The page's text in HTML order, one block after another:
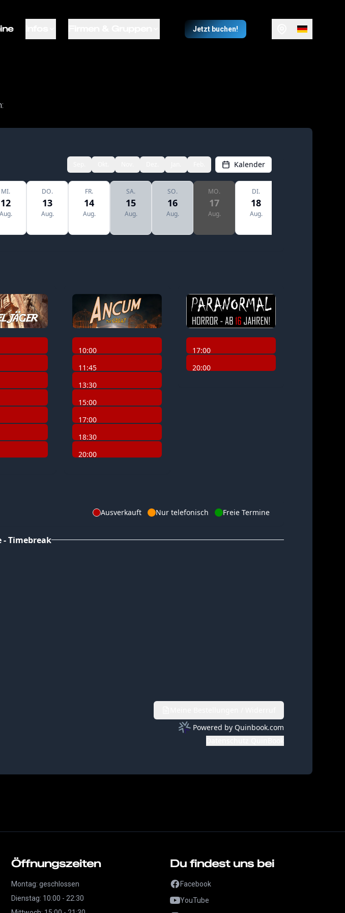
Jetzt buchen!
Öffnungszeiten
Montag: geschlossen
Dienstag: 10:00 - 22:30
Du findest uns bei
Facebook
YouTube